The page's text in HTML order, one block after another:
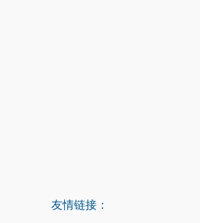
友情链接：